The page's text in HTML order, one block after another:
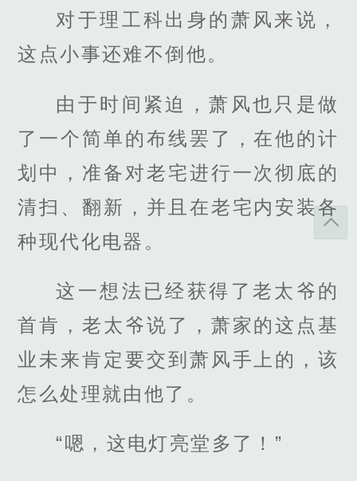
对于理工科出身的萧风来说，
这点小事还难不倒他。
由于时间紧迫，萧风也只是做
了一个简单的布线罢了，在他的计
划中，准备对老宅进行一次彻底的
清扫、翻新，并且在老宅内安装各
种现代化电器。
这一想法已经获得了老太爷的
首肯，老太爷说了，萧家的这点基
业未来肯定要交到萧风手上的，该
怎么处理就由他了。
“嗯，这电灯亮堂多了！”